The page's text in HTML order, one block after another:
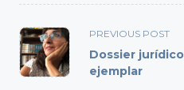
<span
class="nav-
subtitle
PREVIOUS POST
Dossier
ejemplar